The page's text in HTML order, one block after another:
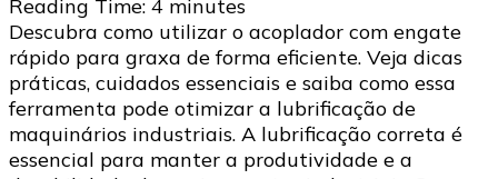
Reading Time: 4 minutes
Descubra como utilizar o acoplador com engate
rápido para graxa de forma eficiente. Veja dicas
práticas, cuidados essenciais e saiba como essa
ferramenta pode otimizar a lubrificação de
maquinários industriais. A lubrificação correta é
essencial para manter a produtividade e a